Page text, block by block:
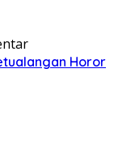
Horor